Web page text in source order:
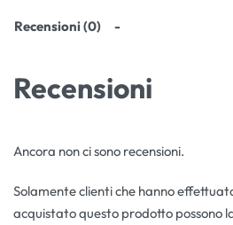
Recensioni (0)
Recensioni
Ancora non ci sono recensioni.
Solamente clienti che hanno
acquistato questo prodotto possono